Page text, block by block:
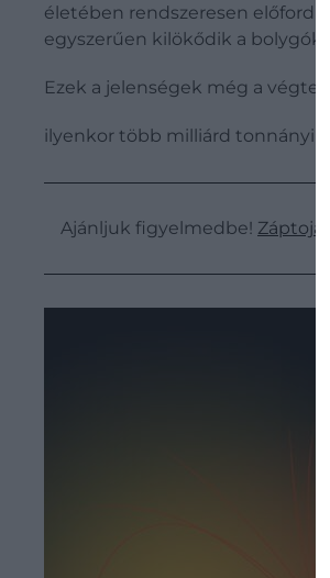
életében rendszeresen
egyszerűen kilökődik a
Ezek a jelenségek még a
ilyenkor több milliárd tonnányi
Ajánljuk figyelmedbe!